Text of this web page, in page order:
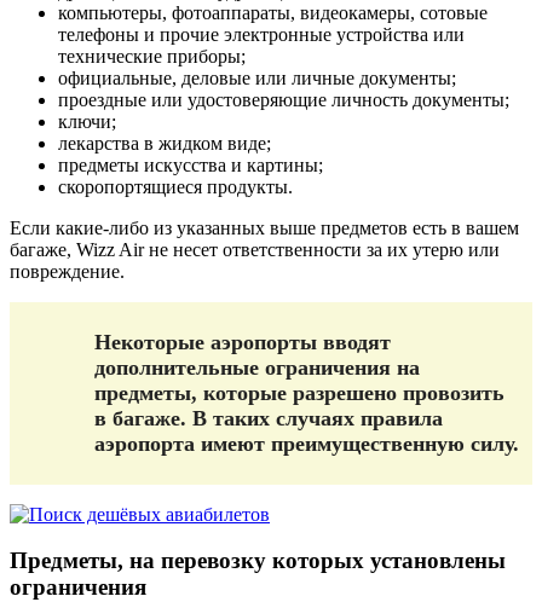
компьютеры, фотоаппараты, видеокамеры, сотовые
телефоны и прочие электронные устройства или
технические приборы;
официальные, деловые или личные документы;
проездные или удостоверяющие личность документы;
ключи;
лекарства в жидком виде;
предметы искусства и картины;
скоропортящиеся продукты.
Если какие-либо из указанных выше предметов есть в вашем
багаже, Wizz Air не несет ответственности за их утерю или
повреждение.
Некоторые аэропорты вводят
дополнительные ограничения на
предметы, которые разрешено провозить
в багаже. В таких случаях правила
аэропорта имеют преимущественную силу.
Предметы, на перевозку которых установлены
ограничения